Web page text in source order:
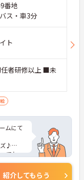
番地
ス・車3分
ト
任者研修以上 ■未
ムにて
♪
てお
リです
紹介してもらう